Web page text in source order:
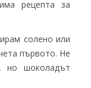
рецепта за
солено или
първото. Не
но шоколадът